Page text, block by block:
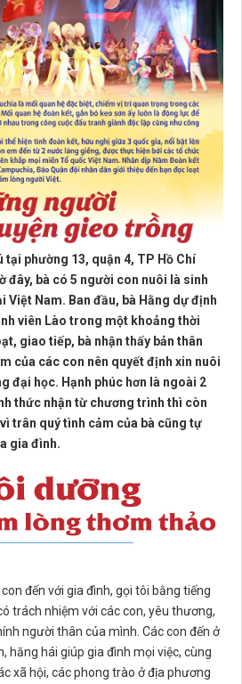
tại phường 13, quận 4, TP Hồ Chí
đây, bà có 5 người con nuôi là sinh
Việt Nam. Ban đầu, bà Hằng dự định
viên Lào trong một khoảng thời
giao tiếp, bà nhận thấy bản thân
của các con nên quyết định xin nuôi
đại học. Hạnh phúc hơn là ngoài 2
thức nhận từ chương trình thì còn
trân quý tình cảm của bà cũng tự
gia đình.
con đến với gia đình, gọi tôi bằng tiếng
trách nhiệm với các con, yêu thương,
người thân của mình. Các con đến ở
hăng hái giúp gia đình mọi việc, cùng
xã hội, các phong trào ở địa phương